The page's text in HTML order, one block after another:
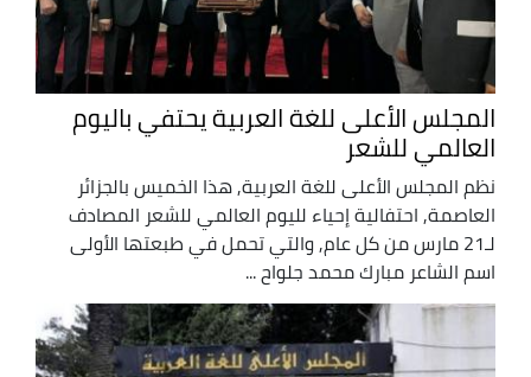
المجلس الأعلى للغة العربية يحتفي باليوم
العالمي للشعر
نظم المجلس الأعلى للغة العربية, هذا الخميس بالجزائر
العاصمة, احتفالية إحياء لليوم العالمي للشعر المصادف
لـ21 مارس من كل عام, والتي تحمل في طبعتها الأولى
اسم الشاعر مبارك محمد جلواح ...